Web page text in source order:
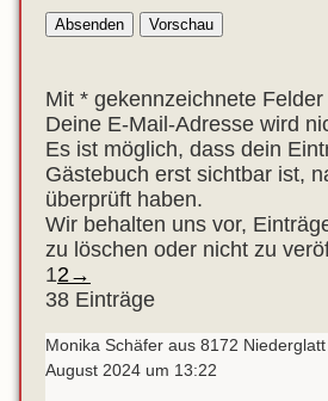
Mit * gekennzeichnete
Deine E-Mail-Adresse wird
Es ist möglich, dass dein
Gästebuch erst sichtbar ist,
überprüft haben.
Wir behalten uns vor,
zu löschen oder nicht zu
Navigation
der
12 →
38 Einträge
Monika Schäfer aus 8172 Niederglatt
August 2024 um 13:22